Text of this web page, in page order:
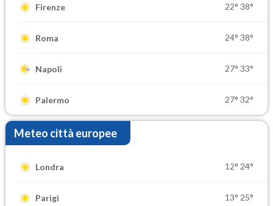
Firenze 22° 38°
Roma 24° 38°
Napoli 27° 33°
Palermo 27° 32°
Meteo città europee
Londra 12° 24°
Parigi 13° 25°